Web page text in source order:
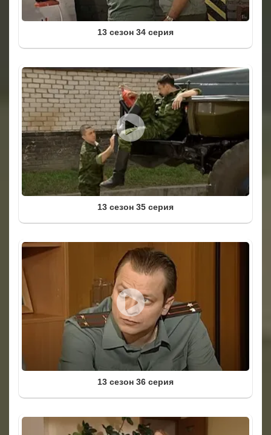
13 сезон 34 серия
13 сезон 35 серия
13 сезон 36 серия